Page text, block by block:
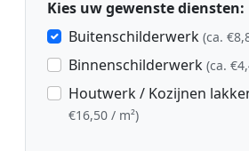
Kies uw gewenste diensten:
Buitenschilderwerk (ca.
Binnenschilderwerk (ca.
Houtwerk / Kozijnen
€16,50 / m²)